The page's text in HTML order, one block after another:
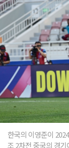
한국의 이영준이
조 2차전 중국의 경